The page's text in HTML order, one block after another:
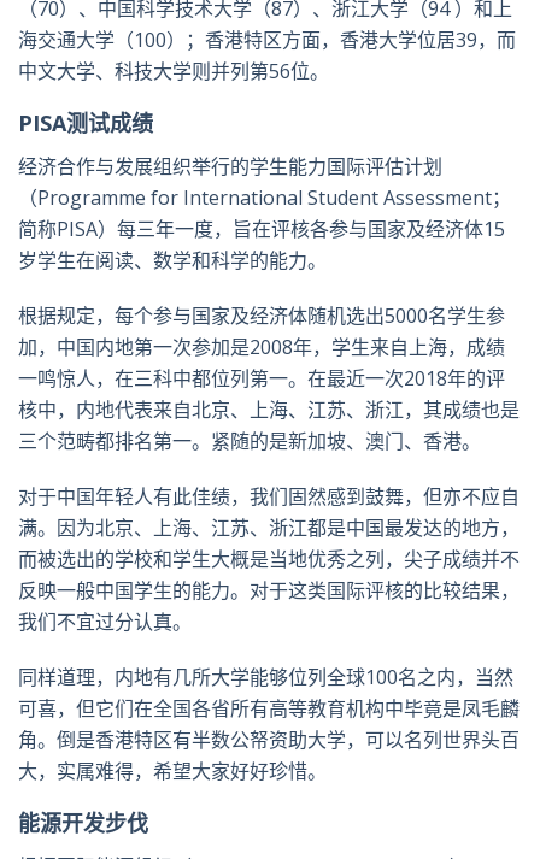
（70）、中国科学技术大学（87）、浙江大学（94 ）和上
海交通大学（100）；香港特区方面，香港大学位居39，而
中文大学、科技大学则并列第56位。
PISA测试成绩
经济合作与发展组织举行的学生能力国际评估计划
（Programme for International Student Assessment；
简称PISA）每三年一度，旨在评核各参与国家及经济体15
岁学生在阅读、数学和科学的能力。
根据规定，每个参与国家及经济体随机选出5000名学生参
加，中国内地第一次参加是2008年，学生来自上海，成绩
一鸣惊人，在三科中都位列第一。在最近一次2018年的评
核中，内地代表来自北京、上海、江苏、浙江，其成绩也是
三个范畴都排名第一。紧随的是新加坡、澳门、香港。
对于中国年轻人有此佳绩，我们固然感到鼓舞，但亦不应自
满。因为北京、上海、江苏、浙江都是中国最发达的地方，
而被选出的学校和学生大概是当地优秀之列，尖子成绩并不
反映一般中国学生的能力。对于这类国际评核的比较结果，
我们不宜过分认真。
同样道理，内地有几所大学能够位列全球100名之内，当然
可喜，但它们在全国各省所有高等教育机构中毕竟是凤毛麟
角。倒是香港特区有半数公帑资助大学，可以名列世界头百
大，实属难得，希望大家好好珍惜。
能源开发步伐